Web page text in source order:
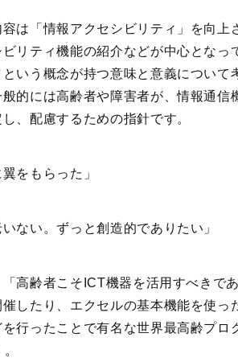
は「情報アクセシビリティ」を向
リティ機能の紹介などが中心とな
いう概念が持つ意味と意義について
的には高齢者や障害者が、情報通
、配慮するための指針です。
をもらった」
いない。ずっと創造的でありたい」
「高齢者こそICT機器を活用すべきで
催したり、エクセルの基本機能を使
を行ったことで有名な世界最高齢プ